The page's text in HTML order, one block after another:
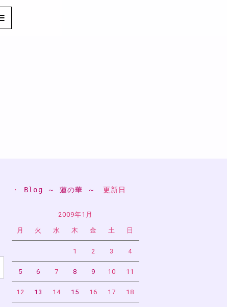
・ Blog ～ 蓮の華 ～ 更新日
2009年1月
月 火 水 木 金 土 日
1 2 3 4
5 6 7 8 9 10 11
12 13 14 15 16 17 18